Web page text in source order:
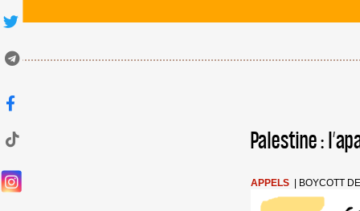
Palestine :
APPELS BOYCOTT